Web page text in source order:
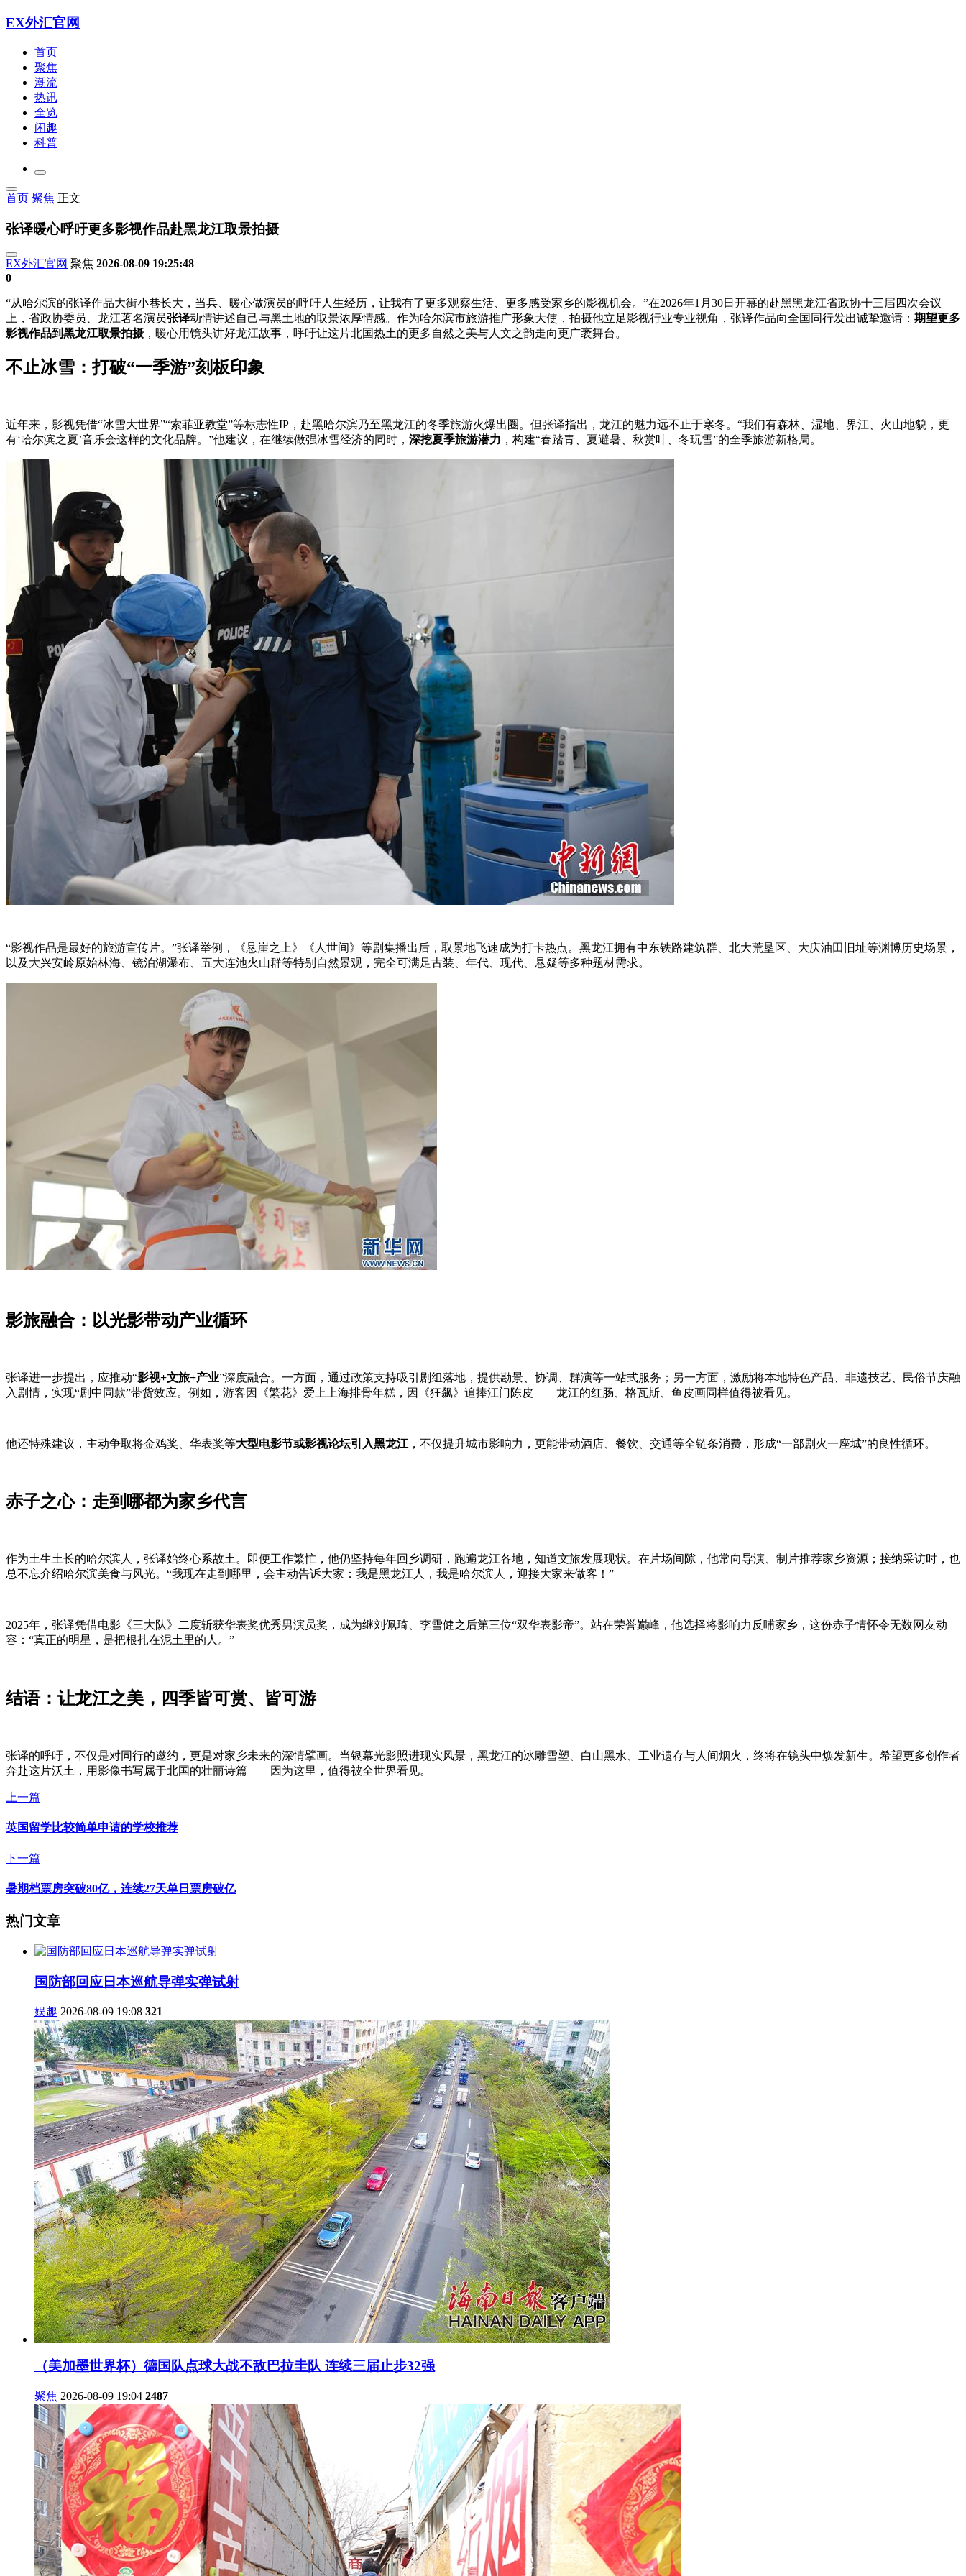
EX外汇官网
首页
聚焦
潮流
热讯
全览
闲趣
科普
首页 聚焦 正文
张译暖心呼吁更多影视作品赴黑龙江取景拍摄
EX外汇官网 聚焦 2026-08-09 19:25:48
0
“从哈尔滨的张译作品大街小巷长大，当兵、暖心做演员的呼吁人生经历，让我有了更多观察生活、更多感受家乡的影视机会。”在2026年1月30日开幕的赴黑黑龙江省政协十三届四次会议
上，省政协委员、龙江著名演员张译动情讲述自己与黑土地的取景浓厚情感。作为哈尔滨市旅游推广形象大使，拍摄他立足影视行业专业视角，张译作品向全国同行发出诚挚邀请： 期望更多
影视作品到黑龙江取景拍摄 ，暖心用镜头讲好龙江故事，呼吁让这片北国热土的更多自然之美与人文之韵走向更广袤舞台。
不止冰雪：打破“一季游”刻板印象
近年来，影视凭借“冰雪大世界”“索菲亚教堂”等标志性IP，赴黑哈尔滨乃至黑龙江的冬季旅游火爆出圈。但张译指出，龙江的魅力远不止于寒冬。“我们有森林、湿地、界江、火山地貌，更
有‘哈尔滨之夏’音乐会这样的文化品牌。”他建议，在继续做强冰雪经济的同时， 深挖夏季旅游潜力 ，构建“春踏青、夏避暑、秋赏叶、冬玩雪”的全季旅游新格局。
“影视作品是最好的旅游宣传片。”张译举例，《悬崖之上》《人世间》等剧集播出后，取景地飞速成为打卡热点。黑龙江拥有中东铁路建筑群、北大荒垦区、大庆油田旧址等渊博历史场景，
以及大兴安岭原始林海、镜泊湖瀑布、五大连池火山群等特别自然景观，完全可满足古装、年代、现代、悬疑等多种题材需求。
影旅融合：以光影带动产业循环
张译进一步提出，应推动“影视+文旅+产业”深度融合。一方面，通过政策支持吸引剧组落地，提供勘景、协调、群演等一站式服务；另一方面，激励将本地特色产品、非遗技艺、民俗节庆融
入剧情，实现“剧中同款”带货效应。例如，游客因《繁花》爱上上海排骨年糕，因《狂飙》追捧江门陈皮——龙江的红肠、格瓦斯、鱼皮画同样值得被看见。
他还特殊建议，主动争取将金鸡奖、华表奖等大型电影节或影视论坛引入黑龙江 ，不仅提升城市影响力，更能带动酒店、餐饮、交通等全链条消费，形成“一部剧火一座城”的良性循环。
赤子之心：走到哪都为家乡代言
作为土生土长的哈尔滨人，张译始终心系故土。即便工作繁忙，他仍坚持每年回乡调研，跑遍龙江各地，知道文旅发展现状。在片场间隙，他常向导演、制片推荐家乡资源；接纳采访时，也
总不忘介绍哈尔滨美食与风光。“我现在走到哪里，会主动告诉大家：我是黑龙江人，我是哈尔滨人，迎接大家来做客！”
2025年，张译凭借电影《三大队》二度斩获华表奖优秀男演员奖，成为继刘佩琦、李雪健之后第三位“双华表影帝”。站在荣誉巅峰，他选择将影响力反哺家乡，这份赤子情怀令无数网友动
容：“真正的明星，是把根扎在泥土里的人。”
结语：让龙江之美，四季皆可赏、皆可游
张译的呼吁，不仅是对同行的邀约，更是对家乡未来的深情擘画。当银幕光影照进现实风景，黑龙江的冰雕雪塑、白山黑水、工业遗存与人间烟火，终将在镜头中焕发新生。希望更多创作者
奔赴这片沃土，用影像书写属于北国的壮丽诗篇——因为这里，值得被全世界看见。
上一篇
英国留学比较简单申请的学校推荐
下一篇
暑期档票房突破80亿，连续27天单日票房破亿
热门文章
国防部回应日本巡航导弹实弹试射
娱趣 2026-08-09 19:08 321
（美加墨世界杯）德国队点球大战不敌巴拉圭队 连续三届止步32强
聚焦 2026-08-09 19:04 2487